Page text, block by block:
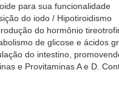
para sua funcionalidade
do iodo / Hipotiroidismo
do hormônio
de glicose e ácidos
do intestino,
e Provitaminas A e D.